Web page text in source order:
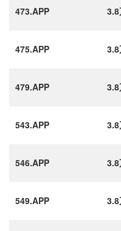
473.APP
475.APP
479.APP
543.APP
546.APP
549.APP